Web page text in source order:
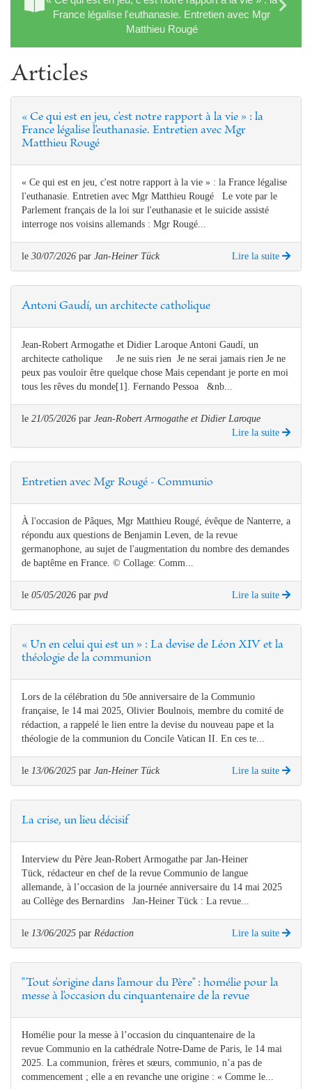
France légalise l'euthanasie. Entretien avec Mgr
Matthieu Rougé
Articles
« Ce qui est en jeu, c'est notre rapport à la vie » : la
France légalise l'euthanasie. Entretien avec Mgr
Matthieu Rougé
« Ce qui est en jeu, c'est notre rapport à la vie » : la France légalise
l'euthanasie. Entretien avec Mgr Matthieu Rougé Le vote par le
Parlement français de la loi sur l'euthanasie et le suicide assisté
interroge nos voisins allemands : Mgr Rougé...
le 30/07/2026 par Jan-Heiner Tück Lire la suite
Antoni Gaudí, un architecte catholique
Jean-Robert Armogathe et Didier Laroque Antoni Gaudí, un
architecte catholique Je ne suis rien Je ne serai jamais rien Je ne
peux pas vouloir être quelque chose Mais cependant je porte en moi
tous les rêves du monde[1]. Fernando Pessoa &nb...
le 21/05/2026 par Jean-Robert Armogathe et Didier Laroque
Lire la suite
Entretien avec Mgr Rougé - Communio
À l'occasion de Pâques, Mgr Matthieu Rougé, évêque de Nanterre, a
répondu aux questions de Benjamin Leven, de la revue
germanophone, au sujet de l'augmentation du nombre des demandes
de baptême en France. © Collage: Comm...
le 05/05/2026 par pvd Lire la suite
« Un en celui qui est un » : La devise de Léon XIV et la
théologie de la communion
Lors de la célébration du 50e anniversaire de la Communio
française, le 14 mai 2025, Olivier Boulnois, membre du comité de
rédaction, a rappelé le lien entre la devise du nouveau pape et la
théologie de la communion du Concile Vatican II. En ces te...
le 13/06/2025 par Jan-Heiner Tück Lire la suite
La crise, un lieu décisif
Interview du Père Jean-Robert Armogathe par Jan-Heiner
Tück, rédacteur en chef de la revue Communio de langue
allemande, à l’occasion de la journée anniversaire du 14 mai 2025
au Collège des Bernardins Jan-Heiner Tück : La revue...
le 13/06/2025 par Rédaction Lire la suite
"Tout s'origine dans l'amour du Père" : homélie pour la
messe à l'occasion du cinquantenaire de la revue
Homélie pour la messe à l’occasion du cinquantenaire de la
revue Communio en la cathédrale Notre-Dame de Paris, le 14 mai
2025. La communion, frères et sœurs, communio, n’a pas de
commencement ; elle a en revanche une origine : « Comme le...